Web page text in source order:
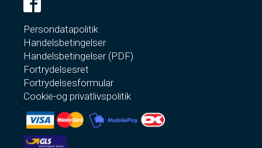
Persondatapolitik
Handelsbetingelser
Handelsbetingelser (PDF)
Fortrydelsesret
Fortrydelsesformular
Cookie-og privatlivspolitik